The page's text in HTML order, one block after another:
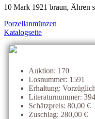
10 Mark 1921 braun, Ähren
Porzellanmünzen
Katalogseite
Auktion: 170
Losnummer: 1591
Erhaltung: Vorzüglich
Literaturnummer:
Schätzpreis: 80,00 €
Zuschlag: 280,00 €